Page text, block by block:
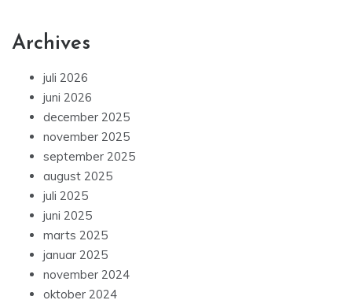
Archives
juli 2026
juni 2026
december 2025
november 2025
september 2025
august 2025
juli 2025
juni 2025
marts 2025
januar 2025
november 2024
oktober 2024